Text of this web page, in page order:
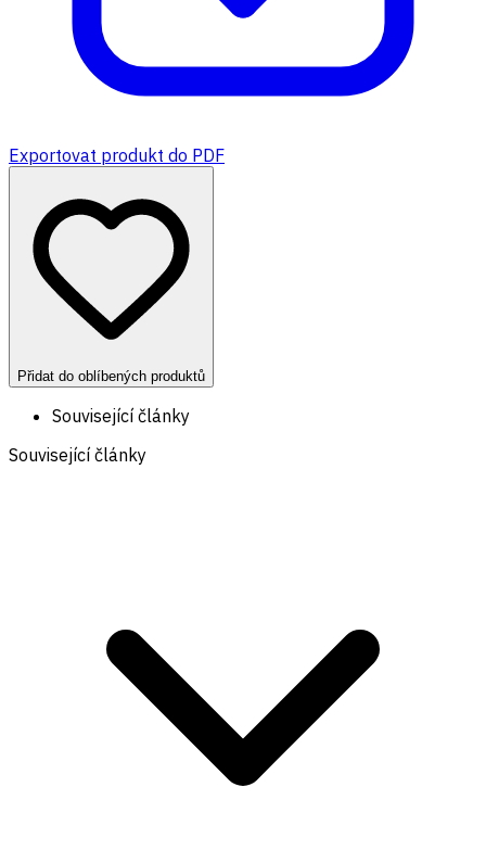
Exportovat produkt do PDF
Přidat do oblíbených produktů
Související články
Související články